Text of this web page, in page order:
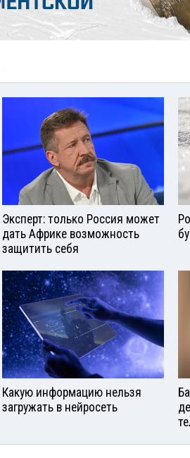
Эксперт: только Россия может
дать Африке возможность
защитить себя
Какую информацию нельзя
загружать в нейросеть